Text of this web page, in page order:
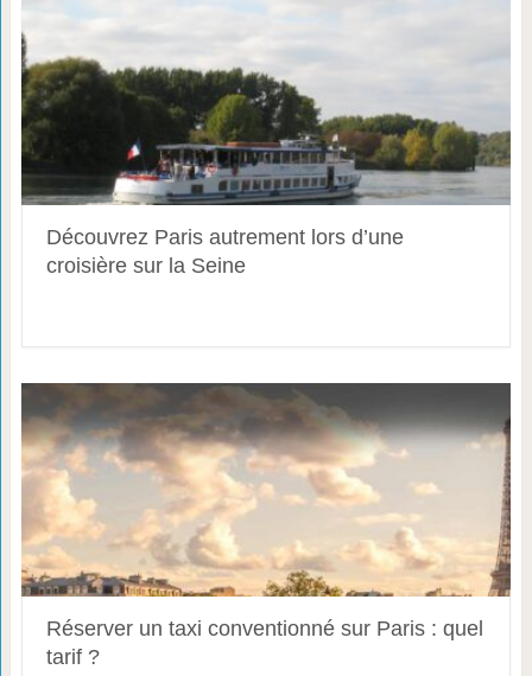
Découvrez Paris autrement lors d’une
croisière sur la Seine
Réserver un taxi conventionné sur Paris : quel
tarif ?